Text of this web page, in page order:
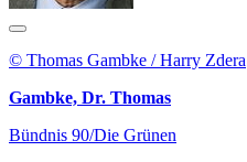
© Thomas Gambke / Harry Zdera
Gambke, Dr. Thomas
Bündnis 90/Die Grünen